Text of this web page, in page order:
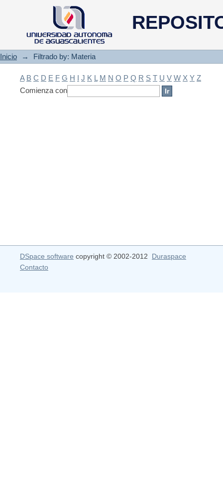
Filtrado by: Materia
Inicio → Filtrado by: Materia
A B C D E F G H I J K L M N O P Q R S T U V W X Y Z
Comienza con
DSpace software copyright © 2002-2012 Duraspace
Contacto